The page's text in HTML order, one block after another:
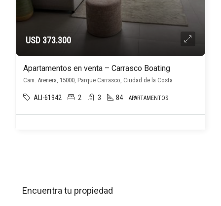
USD 373.300
Apartamentos en venta – Carrasco Boating
Cam. Arenera, 15000, Parque Carrasco, Ciudad de la Costa
ALI-61942 2 3 84 APARTAMENTOS
Encuentra tu propiedad